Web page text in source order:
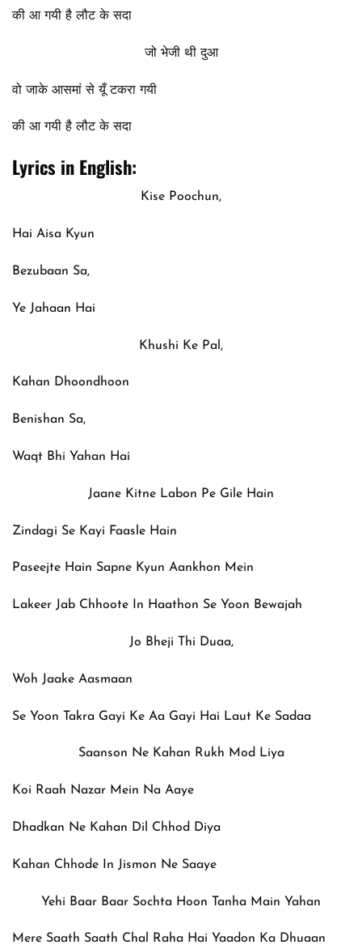
की आ गयी है लौट के सदा
जो भेजी थी दुआ
वो जाके आसमां से यूँ टकरा गयी
की आ गयी है लौट के सदा
Lyrics in English:
Kise Poochun,
Hai Aisa Kyun
Bezubaan Sa,
Ye Jahaan Hai
Khushi Ke Pal,
Kahan Dhoondhoon
Benishan Sa,
Waqt Bhi Yahan Hai
Jaane Kitne Labon Pe Gile Hain
Zindagi Se Kayi Faasle Hain
Paseejte Hain Sapne Kyun Aankhon Mein
Lakeer Jab Chhoote In Haathon Se Yoon Bewajah
Jo Bheji Thi Duaa,
Woh Jaake Aasmaan
Se Yoon Takra Gayi Ke Aa Gayi Hai Laut Ke Sadaa
Saanson Ne Kahan Rukh Mod Liya
Koi Raah Nazar Mein Na Aaye
Dhadkan Ne Kahan Dil Chhod Diya
Kahan Chhode In Jismon Ne Saaye
Yehi Baar Baar Sochta Hoon Tanha Main Yahan
Mere Saath Saath Chal Raha Hai Yaadon Ka Dhuaan